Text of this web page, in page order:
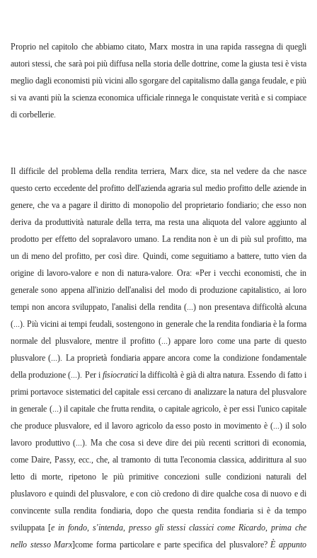
Proprio nel capitolo che abbiamo citato, Marx mostra in una rapida rassegna di quegli
autori stessi, che sarà poi più diffusa nella storia delle dottrine, come la giusta tesi è vista
meglio dagli economisti più vicini allo sgorgare del capitalismo dalla ganga feudale, e più
si va avanti più la scienza economica ufficiale rinnega le conquistate verità e si compiace
di corbellerie.
Il difficile del problema della rendita terriera, Marx dice, sta nel vedere da che nasce
questo certo eccedente del profitto dell'azienda agraria sul medio profitto delle aziende in
genere, che va a pagare il diritto di monopolio del proprietario fondiario; che esso non
deriva da produttività naturale della terra, ma resta una aliquota del valore aggiunto al
prodotto per effetto del sopralavoro umano. La rendita non è un di più sul profitto, ma
un di meno del profitto, per così dire. Quindi, come seguitiamo a battere, tutto vien da
origine di lavoro-valore e non di natura-valore. Ora: «Per i vecchi economisti, che in
generale sono appena all'inizio dell'analisi del modo di produzione capitalistico, ai loro
tempi non ancora sviluppato, l'analisi della rendita (...) non presentava difficoltà alcuna
(...). Più vicini ai tempi feudali, sostengono in generale che la rendita fondiaria è la forma
normale del plusvalore, mentre il profitto (...) appare loro come una parte di questo
plusvalore (...). La proprietà fondiaria appare ancora come la condizione fondamentale
della produzione (...). Per i fisiocraticila difficoltà è già di altra natura. Essendo di fatto i
primi portavoce sistematici del capitale essi cercano di analizzare la natura del plusvalore
in generale (...) il capitale che frutta rendita, o capitale agricolo, è per essi l'unico capitale
che produce plusvalore, ed il lavoro agricolo da esso posto in movimento è (...) il solo
lavoro produttivo (...). Ma che cosa si deve dire dei più recenti scrittori di economia,
come Daire, Passy, ecc., che, al tramonto di tutta l'economia classica, addirittura al suo
letto di morte, ripetono le più primitive concezioni sulle condizioni naturali del
pluslavoro e quindi del plusvalore, e con ciò credono di dire qualche cosa di nuovo e di
convincente sulla rendita fondiaria, dopo che questa rendita fondiaria si è da tempo
sviluppata [e in fondo, s'intenda, presso gli stessi classici come Ricardo, prima che
nello stesso Marx]come forma particolare e parte specifica del plusvalore?È appunto